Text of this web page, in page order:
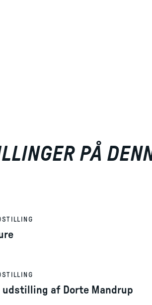
PÅ
udstilling af Dorte Mandrup